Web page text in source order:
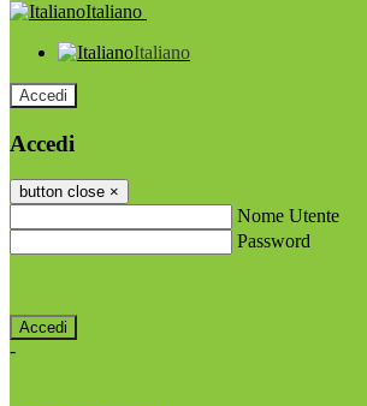
Italiano
Italiano
Accedi
Accedi
button close ×
Nome Utente
Password
-